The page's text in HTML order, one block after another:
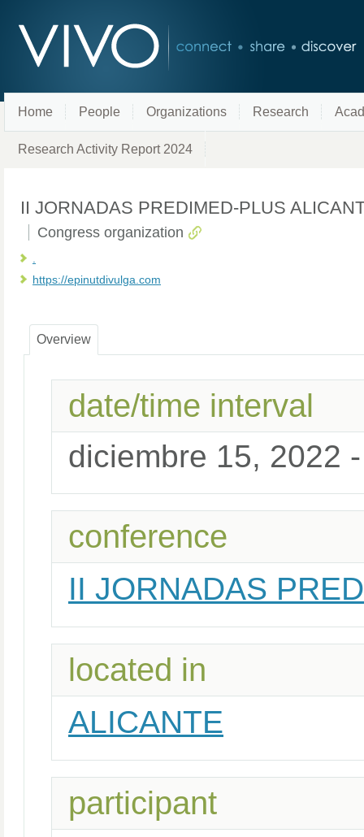
Home People Organizations Research
Research Activity Report 2024
II JORNADAS PREDIMED-PLUS
Congress organization
https://epinutdivulga.com
Overview
date/time interval
diciembre 15, 2022
conference
II JORNADAS
located in
ALICANTE
participant